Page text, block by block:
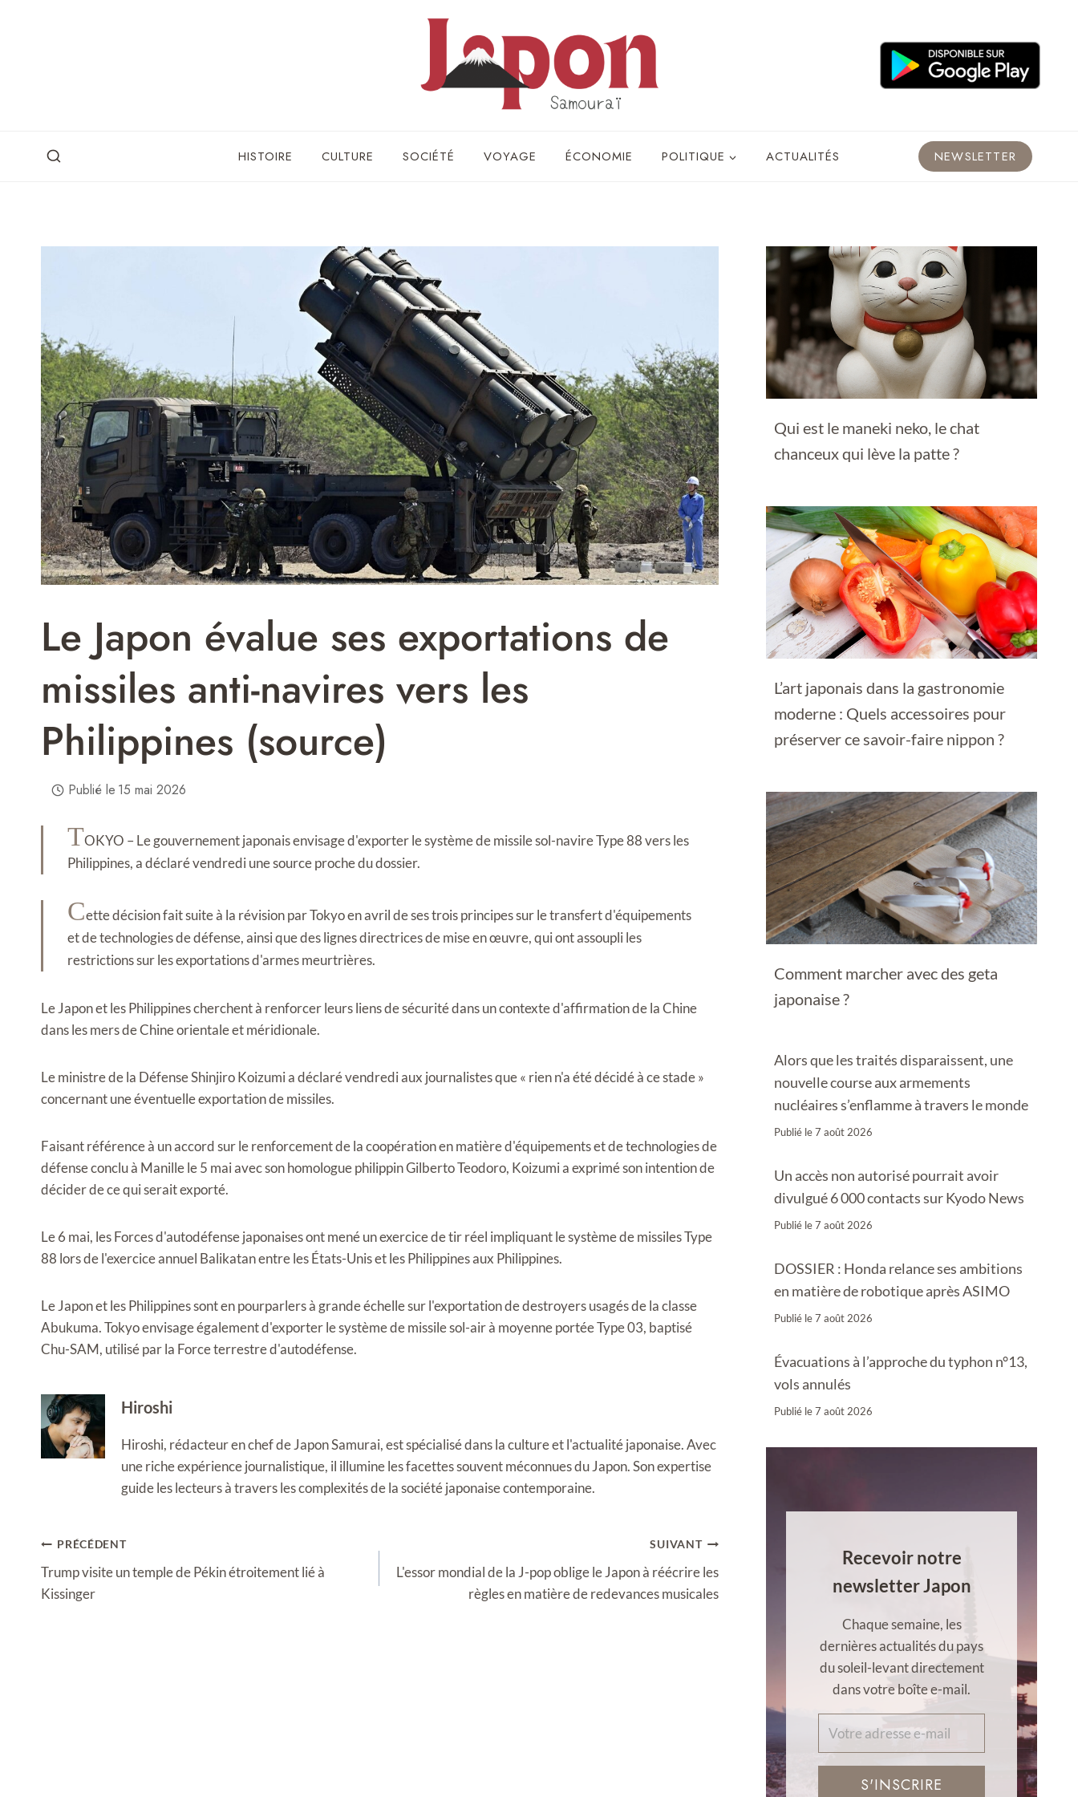
HISTOIRE CULTURE SOCIÉTÉ VOYAGE ÉCONOMIE POLITIQUE ACTUALITÉS NEWSLETTER
Le Japon évalue ses exportations de
missiles anti-navires vers les
Philippines (source)
Publié le 15 mai 2026
TOKYO – Le gouvernement japonais envisage d'exporter le système de missile sol-navire Type 88 vers les
Philippines, a déclaré vendredi une source proche du dossier.
Cette décision fait suite à la révision par Tokyo en avril de ses trois principes sur le transfert d'équipements
et de technologies de défense, ainsi que des lignes directrices de mise en œuvre, qui ont assoupli les
restrictions sur les exportations d'armes meurtrières.
Le Japon et les Philippines cherchent à renforcer leurs liens de sécurité dans un contexte d'affirmation de la Chine
dans les mers de Chine orientale et méridionale.
Le ministre de la Défense Shinjiro Koizumi a déclaré vendredi aux journalistes que « rien n'a été décidé à ce stade »
concernant une éventuelle exportation de missiles.
Faisant référence à un accord sur le renforcement de la coopération en matière d'équipements et de technologies de
défense conclu à Manille le 5 mai avec son homologue philippin Gilberto Teodoro, Koizumi a exprimé son intention de
décider de ce qui serait exporté.
Le 6 mai, les Forces d'autodéfense japonaises ont mené un exercice de tir réel impliquant le système de missiles Type
88 lors de l'exercice annuel Balikatan entre les États-Unis et les Philippines aux Philippines.
Le Japon et les Philippines sont en pourparlers à grande échelle sur l'exportation de destroyers usagés de la classe
Abukuma. Tokyo envisage également d'exporter le système de missile sol-air à moyenne portée Type 03, baptisé
Chu-SAM, utilisé par la Force terrestre d'autodéfense.
Hiroshi
Hiroshi, rédacteur en chef de Japon Samurai, est spécialisé dans la culture et l'actualité japonaise. Avec
une riche expérience journalistique, il illumine les facettes souvent méconnues du Japon. Son expertise
guide les lecteurs à travers les complexités de la société japonaise contemporaine.
Navigation
de
l’article
PRÉCÉDENT
Trump visite un temple de Pékin étroitement lié à
Kissinger
SUIVANT
L'essor mondial de la J-pop oblige le Japon à réécrire les
règles en matière de redevances musicales
Qui est le maneki neko, le chat
chanceux qui lève la patte ?
L’art japonais dans la gastronomie
moderne : Quels accessoires pour
préserver ce savoir-faire nippon ?
Comment marcher avec des geta
japonaise ?
Alors que les traités disparaissent, une
nouvelle course aux armements
nucléaires s’enflamme à travers le monde
Publié le7 août 2026
Un accès non autorisé pourrait avoir
divulgué 6 000 contacts sur Kyodo News
Publié le7 août 2026
DOSSIER : Honda relance ses ambitions
en matière de robotique après ASIMO
Publié le7 août 2026
Évacuations à l’approche du typhon n°13,
vols annulés
Publié le7 août 2026
Recevoir notre
newsletter Japon
Chaque semaine, les
dernières actualités du pays
du soleil-levant directement
dans votre boîte e-mail.
S'INSCRIRE